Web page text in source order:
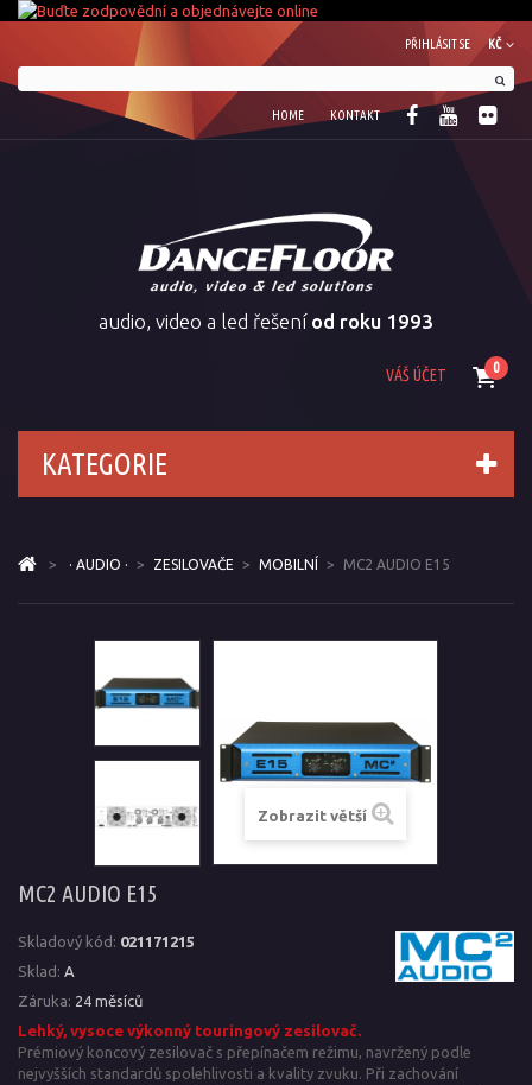
KČ
PŘIHLÁSIT SE
HOME KONTAKT
audio, video a led řešení od roku 1993
0
VÁŠ ÚČET
KATEGORIE
> · AUDIO · > ZESILOVAČE > MOBILNÍ > MC2 AUDIO E15
Zobrazit větší
MC2 AUDIO E15
Skladový kód: 021171215
Sklad: A
Záruka: 24 měsíců
Lehký, vysoce výkonný touringový zesilovač.
Prémiový koncový zesilovač s přepínačem režimu, navržený podle
nejvyšších standardů spolehlivosti a kvality zvuku. Při zachování